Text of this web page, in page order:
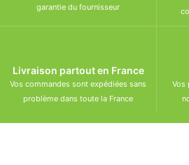
garantie du fournisseur
Livraison partout en France
Vos commandes sont expédiées sans
problème dans toute la France
Vos